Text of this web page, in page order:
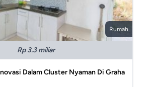
Rumah
Rp 3.3 miliar
Dalam Cluster Nyaman Di Graha